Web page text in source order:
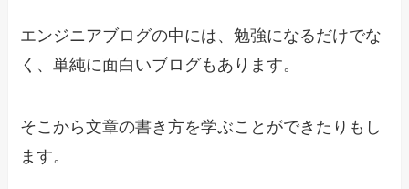
エンジニアブログの中には、勉強になるだけでな
く、単純に面白いブログもあります。
そこから文章の書き方を学ぶことができたりもし
ます。